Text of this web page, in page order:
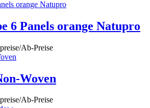
6 Panels orange Natupro
Ab-Preise
Woven
Ab-Preise